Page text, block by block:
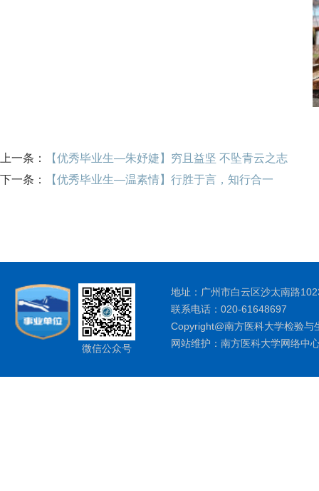
上一条：
【优秀毕业生—朱妤婕】穷且益坚 不坠青云之志
下一条：
【优秀毕业生—温素情】行胜于言，知行合一
微信公众号
地址：广州市白云区沙太南路
联系电话：020-61648697
Copyright@南方医科大学检验
网站维护：南方医科大学网络中